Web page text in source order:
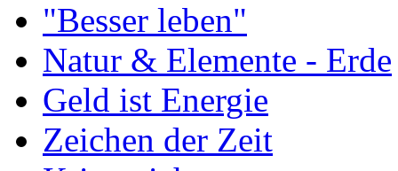
"Besser leben"
Natur & Elemente - Erde
Geld ist Energie
Zeichen der Zeit